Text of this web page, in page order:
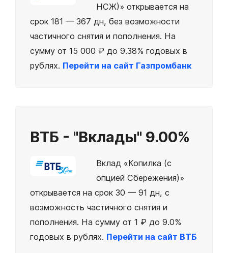
НСЖ)» открывается на
срок 181 — 367 дн, без возможности
частичного снятия и пополнения. На
сумму от 15 000 ₽ до 9.38% годовых в
рублях. Перейти на сайт Газпромбанк
ВТБ - "Вклады" 9.00%
Вклад «Копилка (с
опцией Сбережения)»
открывается на срок 30 — 91 дн, с
возможность частичного снятия и
пополнения. На сумму от 1 ₽ до 9.0%
годовых в рублях. Перейти на сайт ВТБ